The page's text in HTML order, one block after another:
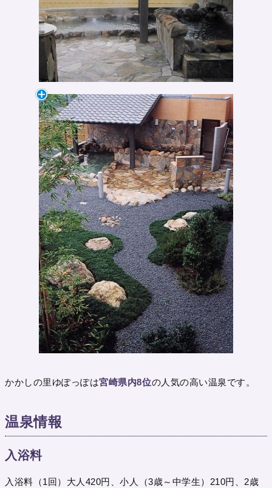
かかしの里ゆぽっぽは宮崎県内8位の人気の高い温泉です。
温泉情報
入浴料
入浴料（1回）大人420円、小人（3歳～中学生）210円、2歳